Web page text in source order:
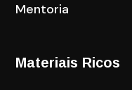
Mentoria
Materiais Ricos